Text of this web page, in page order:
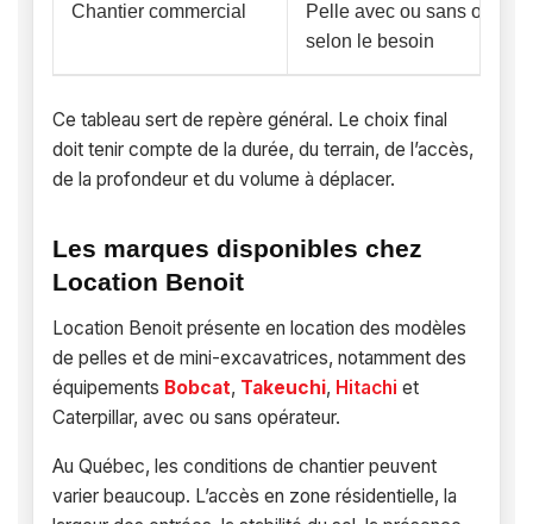
Chantier commercial
Pelle avec ou sans
selon le besoin
Ce tableau sert de repère général. Le choix final
doit tenir compte de la durée, du terrain, de l’accès,
de la profondeur et du volume à déplacer.
Les marques disponibles chez
Location Benoit
Location Benoit présente en location des modèles
de pelles et de mini-excavatrices, notamment des
équipements Bobcat, Takeuchi, Hitachi et
Caterpillar, avec ou sans opérateur.
Au Québec, les conditions de chantier peuvent
varier beaucoup. L’accès en zone résidentielle, la